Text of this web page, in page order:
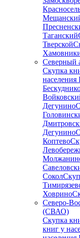
Таганский
Тверской
Северный
Скупка
населения
Дегунино
Дегунино
Коптево
Сокол
Ховрино
Северо-
(СВАО)
Скупка
книг у